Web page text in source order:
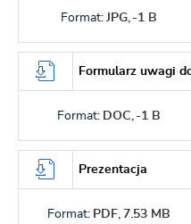
Format: JPG, -1 B
Formularz uwagi
Format: DOC, -1 B
Prezentacja
Format: PDF, 7.53 MB